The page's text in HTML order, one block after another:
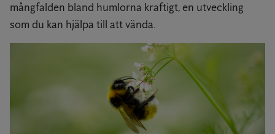
mångfalden bland humlorna kraftigt, en utveckling
som du kan hjälpa till att vända.